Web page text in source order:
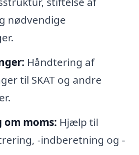
nødvendige
Håndtering af
til SKAT og andre
om moms: Hjælp til
-indberetning og -